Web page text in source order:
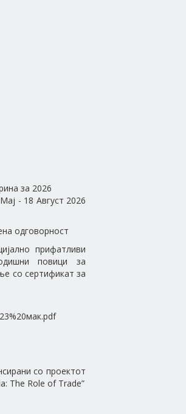
за 2026
- 18 Август 2026
одговорност
прифатливи
повици за
со сертификат за
со проектот
The Role of Trade”